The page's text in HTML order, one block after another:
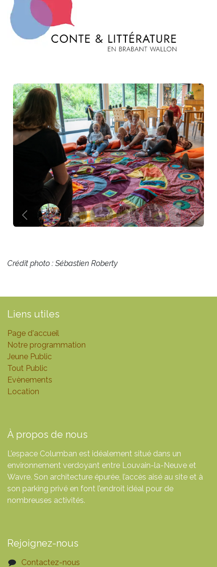
Précédent
Crédit photo : Sébastien Roberty
Liens utiles
Page d'accueil
Notre programmation
Jeune Public
Tout Public
Evènements
Location
À propos de nous
L’espace Columban est idéalement situé dans un
environnement verdoyant entre Louvain-la-Neuve et
Wavre. Son architecture épurée, l’accès aisé au site et à
son parking privé en font l’endroit idéal pour de
nombreuses activités.
Rejoignez-nous
Contactez-nous